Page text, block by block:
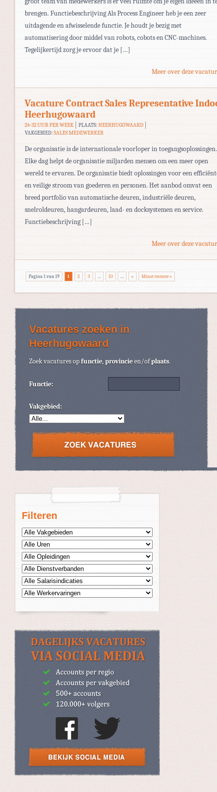
Filteren
brengen. Functiebeschrijving Als Process Engineer heb je een zeer
uitdagende en afwisselende functie. Je houdt je bezig met
automatisering door middel van robots, cobots en CNC-machines.
Tegelijkertijd zorg je ervoor dat je […]
Meer over deze
Vacature Contract Sales Representative
Heerhugowaard
24-32 UUR PER WEEK PLAATS: HEERHUGOWAARD
VAKGEBIED: SALES MEDEWERKER
De organisatie is de internationale voorloper in toegangsoplossingen.
Elke dag helpt de organisatie miljarden mensen om een meer open
wereld te ervaren. De organisatie biedt oplossingen voor een
en veilige stroom van goederen en personen. Het aanbod omvat een
breed portfolio van automatische deuren, industriële deuren,
snelroldeuren, hangardeuren, laad- en docksystemen en service.
Functiebeschrijving […]
Meer over deze
Pagina 1 van 19 1 2 3 ... 10 ... » Minst recente »
Vacatures zoeken in
Heerhugowaard
Zoek vacatures opfunctie,provincieen/ofplaats.
Functie:
Vakgebied: